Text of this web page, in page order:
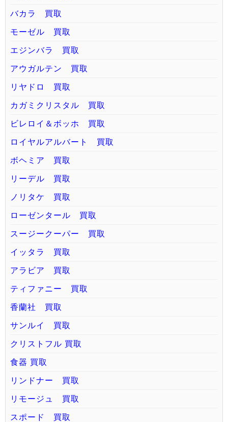
バカラ 買取
モーゼル 買取
エジンバラ 買取
アウガルテン 買取
リヤドロ 買取
カガミクリスタル 買取
ビレロイ＆ボッホ 買取
ロイヤルアルバート 買取
ボヘミア 買取
リーデル 買取
ノリタケ 買取
ローゼンタール 買取
スージークーパー 買取
イッタラ 買取
アラビア 買取
ティファニー 買取
香蘭社 買取
サンルイ 買取
クリストフル 買取
食器 買取
リンドナー 買取
リモージュ 買取
スポード 買取